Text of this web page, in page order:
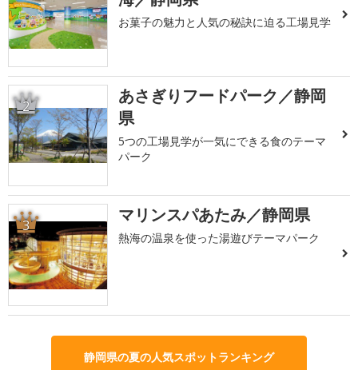
お菓子の魅力と人気の秘訣に迫る工場見学
2
あさぎりフードパーク／静岡
県
5つの工場見学が一気にできる食のテーマ
パーク
3 マリンスパあたみ／静岡県
熱海の温泉を使った湯遊びテーマパーク
静岡県の夏の人気スポットランキング